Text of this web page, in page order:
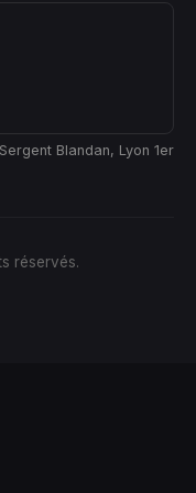
Blandan, Lyon 1er
réservés.